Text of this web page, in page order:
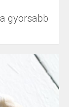
gyorsabb